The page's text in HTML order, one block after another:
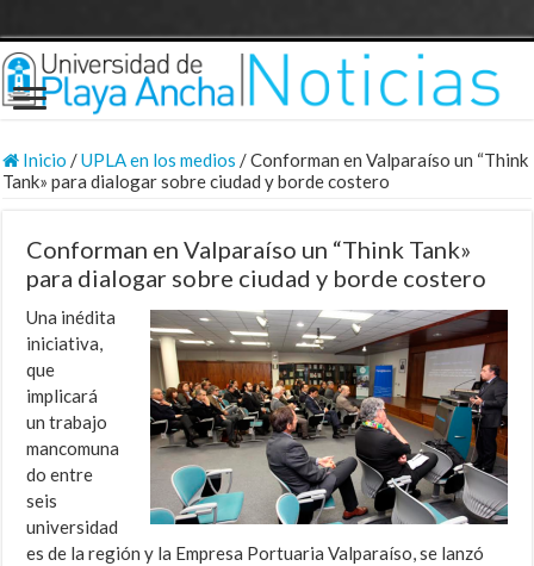
Inicio /UPLA en los medios /Conforman en Valparaíso un “Think
Tank» para dialogar sobre ciudad y borde costero
Conforman en Valparaíso un “Think Tank»
para dialogar sobre ciudad y borde costero
Una inédita
iniciativa,
que
implicará
un trabajo
mancomuna
do entre
seis
universidad
es de la región y la Empresa Portuaria Valparaíso, se lanzó